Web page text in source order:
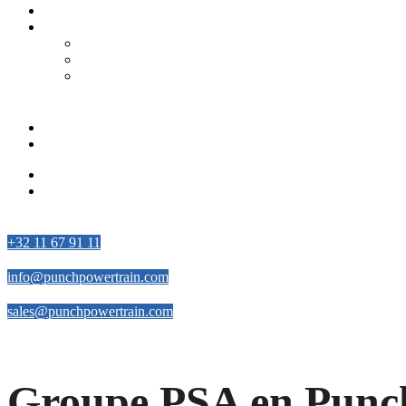
+32 11 67 91 11
info@punchpowertrain.com
sales@punchpowertrain.com